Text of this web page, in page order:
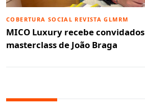
COBERTURA SOCIAL REVISTA GLMRM
MICO Luxury recebe
masterclass de João Braga